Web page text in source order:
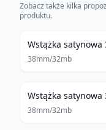
Zobacz także kilka
produktu.
Wstążka
38mm/32mb
Wstążka
38mm/32mb